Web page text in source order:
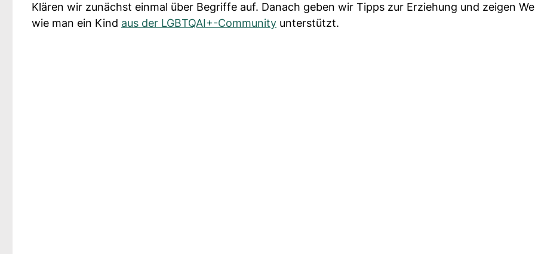
Klären wir zunächst einmal über Begriffe auf. Danach geben wir Tipps zur Erziehung und zeigen
wie man ein Kind aus der LGBTQAI+-Community unterstützt.